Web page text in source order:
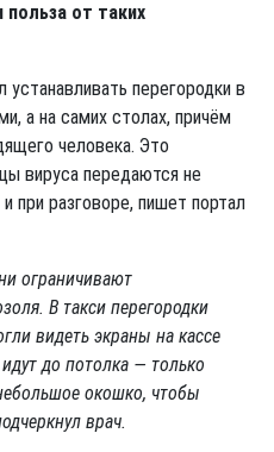
от таких
перегородки в
а на самих столах, причём
человека. Это
вируса передаются не
при разговоре, пишет портал
ограничивают
В такси перегородки
видеть экраны на кассе
до потолка — только
окошко, чтобы
врач.